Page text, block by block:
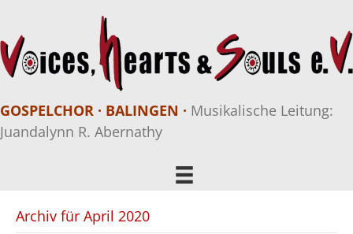
GOSPELCHOR · BALINGEN · Musikalische Leitung:
Juandalynn R. Abernathy
Archiv für April 2020